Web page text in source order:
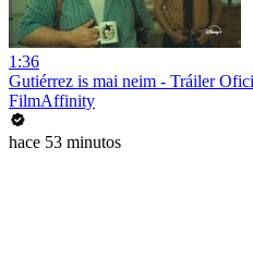
1:36
Gutiérrez is mai neim - Tráiler
FilmAffinity
hace 53 minutos